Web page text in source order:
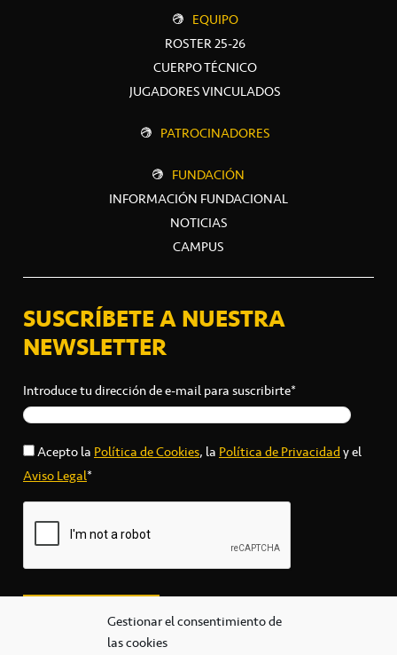
Gestionar el consentimiento de
las cookies
EQUIPO
ROSTER 25-26
CUERPO TÉCNICO
JUGADORES VINCULADOS
PATROCINADORES
FUNDACIÓN
INFORMACIÓN FUNDACIONAL
NOTICIAS
CAMPUS
SUSCRÍBETE A NUESTRA
NEWSLETTER
Introduce tu dirección de e-mail para suscribirte*
Acepto laPolítica de Cookies, laPolítica de Privacidady el
Aviso Legal*